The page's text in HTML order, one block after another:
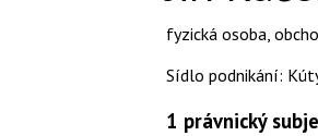
fyzická osoba
Sídlo podnikání:
1 právnický